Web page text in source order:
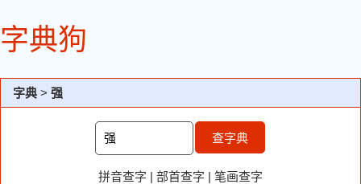
字典狗
字典 > 强
查字典
拼音查字 | 部首查字 | 笔画查字